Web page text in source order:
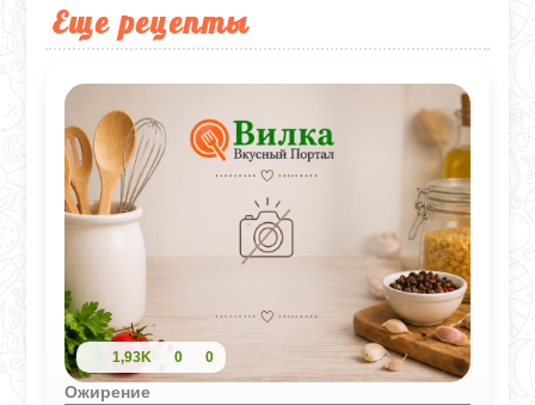
Еще рецепты
1,93K 0 0
Ожирение